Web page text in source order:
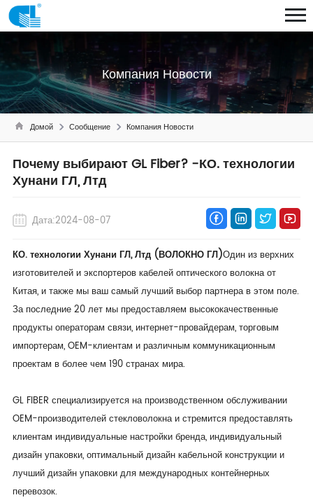
Компания Новости
Домой Сообщение Компания Новости
Почему выбирают GL Fiber? -КО. технологии
Хунани ГЛ, Лтд
Дата:2024-08-07
КО. технологии Хунани ГЛ, Лтд (ВОЛОКНО ГЛ)Один из верхних
изготовителей и экспортеров кабелей оптического волокна от
Китая, и также мы ваш самый лучший выбор партнера в этом поле.
За последние 20 лет мы предоставляем высококачественные
продукты операторам связи, интернет-провайдерам, торговым
импортерам, OEM-клиентам и различным коммуникационным
проектам в более чем 190 странах мира.
GL FIBER специализируется на производственном обслуживании
OEM-производителей стекловолокна и стремится предоставлять
клиентам индивидуальные настройки бренда, индивидуальный
дизайн упаковки, оптимальный дизайн кабельной конструкции и
лучший дизайн упаковки для международных контейнерных
перевозок.